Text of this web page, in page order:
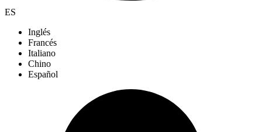
ES
Inglés
Francés
Italiano
Chino
Español